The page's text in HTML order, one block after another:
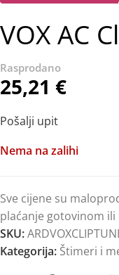
VOX AC
25,21 €
Pošalji upit
Nema na zalihi
Sve cijene su
plaćanje gotovinom
SKU:
Kategorija: Štimeri i